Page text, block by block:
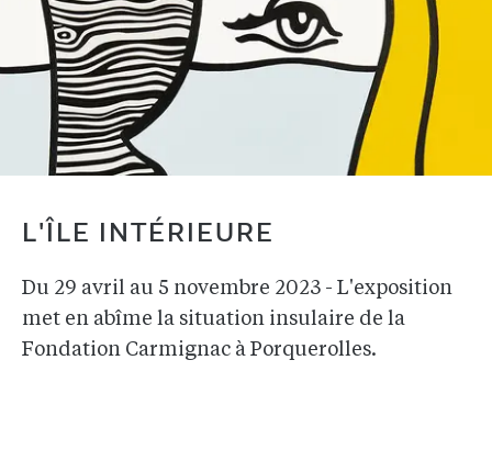
L'ÎLE INTÉRIEURE
Du 29 avril au 5 novembre 2023 - L'exposition
met en abîme la situation insulaire de la
Fondation Carmignac à Porquerolles.